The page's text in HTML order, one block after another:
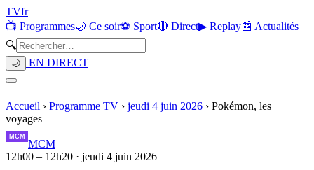
TVfr
📺 Programmes🌙 Ce soir⚽ Sport🔴 Direct▶ Replay📰 Actualités
🔍
🌙 EN DIRECT
Accueil › Programme TV › jeudi 4 juin 2026 › Pokémon, les
voyages
MCM
12h00 – 12h20 · jeudi 4 juin 2026